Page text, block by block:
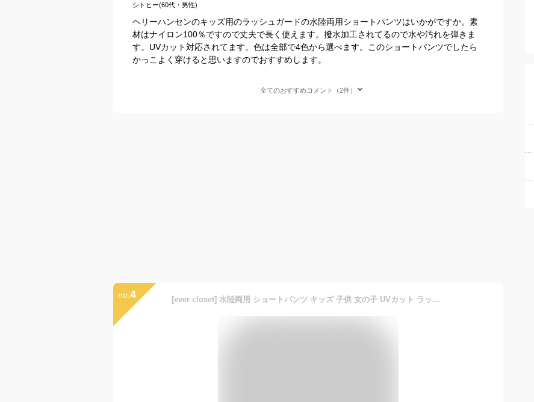
シトヒー(60代・男性)
ヘリーハンセンのキッズ用のラッシュガードの水陸両用ショートパンツはいかがですか。素
材はナイロン100％ですので丈夫で長く使えます。撥水加工されてるので水や汚れを弾きま
す。UVカット対応されてます。色は全部で4色から選べます。このショートパンツでしたら
かっこよく穿けると思いますのでおすすめします。
全てのおすすめコメント（2件）
no. 4 [ever closet] 水陸両用 ショートパンツ キッズ 子供 女の子 UVカット ラッシュガード [ ラベンダー 140 ] 無地 速乾 夏 プール 海 子供服 キッズ服 エバークローゼット